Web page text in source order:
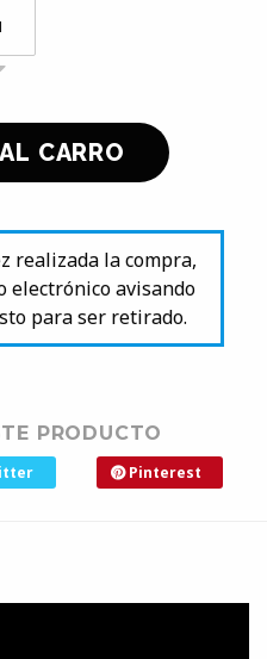
realizada la compra,
electrónico avisando
para ser retirado.
PRODUCTO
Pinterest